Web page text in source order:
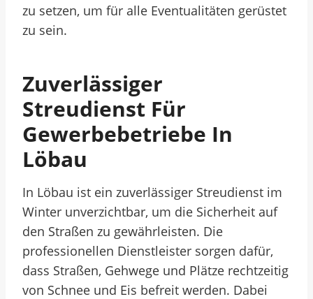
zu setzen, um für alle Eventualitäten gerüstet
zu sein.
Zuverlässiger
Streudienst Für
Gewerbebetriebe In
Löbau
In Löbau ist ein zuverlässiger Streudienst im
Winter unverzichtbar, um die Sicherheit auf
den Straßen zu gewährleisten. Die
professionellen Dienstleister sorgen dafür,
dass Straßen, Gehwege und Plätze rechtzeitig
von Schnee und Eis befreit werden. Dabei